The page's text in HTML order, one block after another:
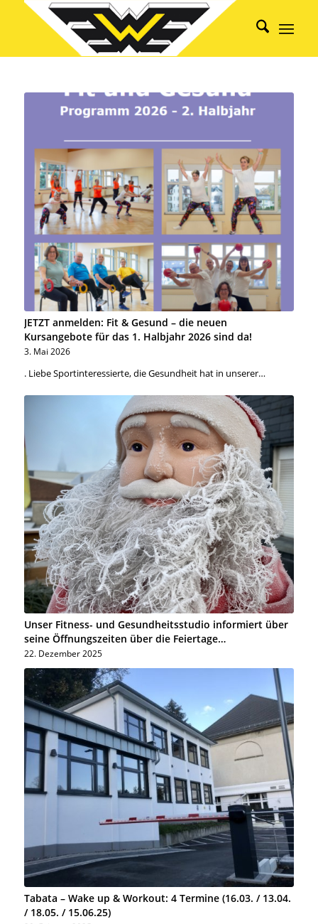
JETZT anmelden: Fit & Gesund – die neuen
Kursangebote für das 1. Halbjahr 2026 sind da!
3. Mai 2026
. Liebe Sportinteressierte, die Gesundheit hat in unserer…
Unser Fitness- und Gesundheitsstudio informiert über
seine Öffnungszeiten über die Feiertage…
22. Dezember 2025
Tabata – Wake up & Workout: 4 Termine (16.03. / 13.04.
/ 18.05. / 15.06.25)